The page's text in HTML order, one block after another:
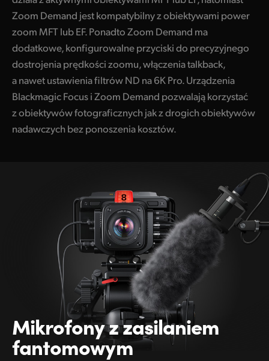
Zoom Demand jest kompatybilny z obiektywami power
zoom MFT lub EF. Ponadto Zoom Demand ma
dodatkowe, konfigurowalne przyciski do precyzyjnego
dostrojenia prędkości zoomu, włączenia talkback,
a nawet ustawienia filtrów ND na 6K Pro. Urządzenia
Blackmagic Focus i Zoom Demand pozwalają korzystać
z obiektywów fotograficznych jak z drogich obiektywów
nadawczych bez ponoszenia kosztów.
Mikrofony z zasilaniem
fantomowym